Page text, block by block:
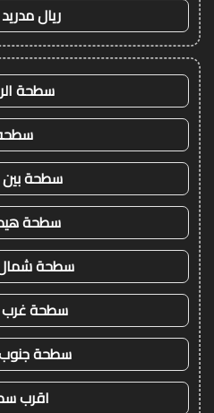
ريال
سطحة
سطحة بين
سطحة
سطحة
سطحة غرب
سطحة
اقرب